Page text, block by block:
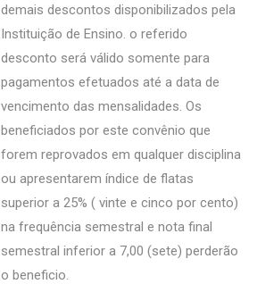
demais descontos disponibilizados pela
Instituição de Ensino. o referido
desconto será válido somente para
pagamentos efetuados até a data de
vencimento das mensalidades. Os
beneficiados por este convênio que
forem reprovados em qualquer disciplina
ou apresentarem índice de flatas
superior a 25% ( vinte e cinco por cento)
na frequência semestral e nota final
semestral inferior a 7,00 (sete) perderão
o beneficio.